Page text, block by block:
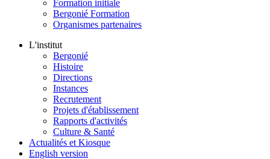
Formation initiale
Bergonié Formation
Organismes partenaires
L'institut
Bergonié
Histoire
Directions
Instances
Recrutement
Projets d'établissement
Rapports d'activités
Culture & Santé
Actualités et Kiosque
English version